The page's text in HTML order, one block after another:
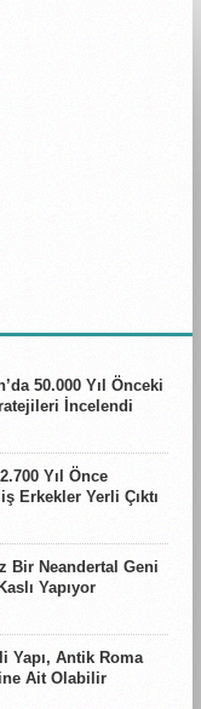
50.000 Yıl Önceki
İncelendi
Yıl Önce
Erkekler Yerli Çıktı
Bir Neandertal Geni
Yapıyor
Yapı, Antik Roma
Ait Olabilir